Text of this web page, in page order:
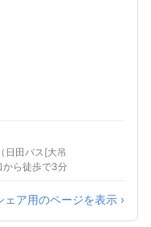
日田バス[大吊
橋中村口から徒歩で3分
ェア用のページを表示 ›